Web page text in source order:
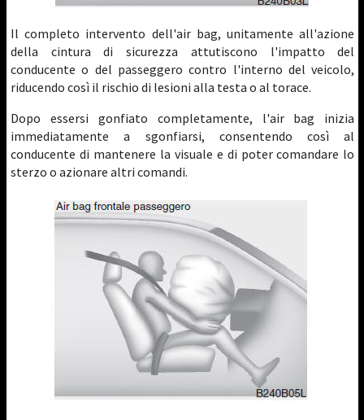
Il completo intervento dell'air bag, unitamente all'azione
della cintura di sicurezza attutiscono l'impatto del
conducente o del passeggero contro l'interno del veicolo,
riducendo così il rischio di lesioni alla testa o al torace.
Dopo essersi gonfiato completamente, l'air bag inizia
immediatamente a sgonfiarsi, consentendo così al
conducente di mantenere la visuale e di poter comandare lo
sterzo o azionare altri comandi.